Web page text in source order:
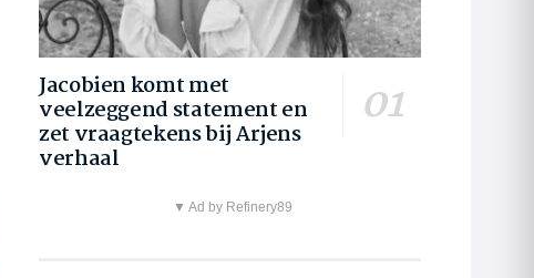
Jacobien komt met
veelzeggend statement en
zet vraagtekens bij Arjens
verhaal
▼ Ad by Refinery89